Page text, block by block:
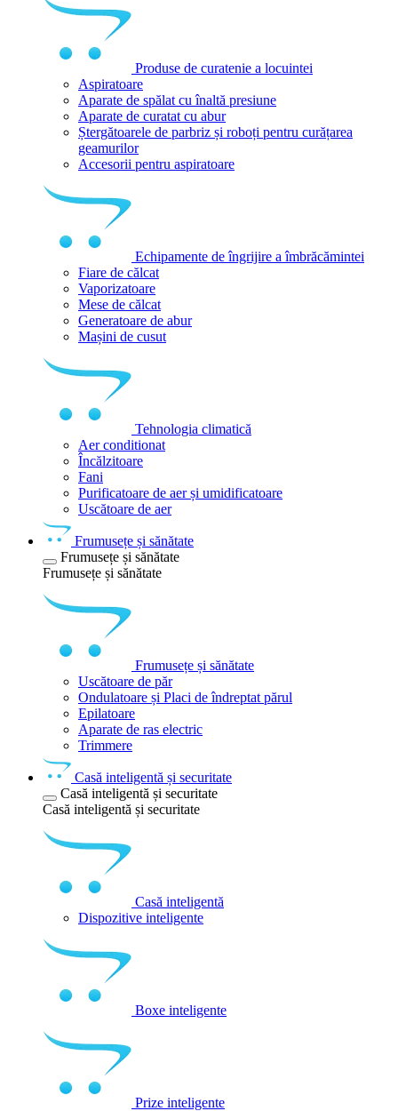
Produse de curatenie a locuintei
Aspiratoare
Aparate de spălat cu înaltă presiune
Aparate de curatat cu abur
Ștergătoarele de parbriz și roboți pentru curățarea
geamurilor
Accesorii pentru aspiratoare
Echipamente de îngrijire a îmbrăcămintei
Fiare de călcat
Vaporizatoare
Mese de călcat
Generatoare de abur
Mașini de cusut
Tehnologia climatică
Aer conditionat
Încălzitoare
Fani
Purificatoare de aer și umidificatoare
Uscătoare de aer
Frumusețe și sănătate
Frumusețe și sănătate
Frumusețe și sănătate
Frumusețe și sănătate
Uscătoare de păr
Ondulatoare și Placi de îndreptat părul
Epilatoare
Aparate de ras electric
Trimmere
Casă inteligentă și securitate
Casă inteligentă și securitate
Casă inteligentă și securitate
Casă inteligentă
Dispozitive inteligente
Boxe inteligente
Prize inteligente